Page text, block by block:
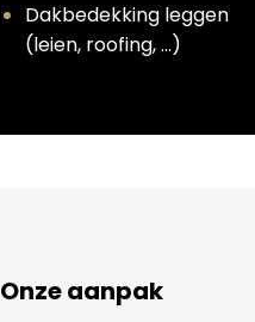
Dakbedekking leggen
(leien, roofing, …)
Onze aanpak